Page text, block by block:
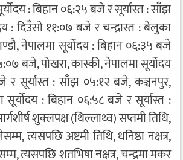
: बिहान ०६:२५ बजे र सूर्यास्त : साँझ
: दिउँसो ११:०७ बजे र चन्द्रास्त : बेलुका
नेपालमा सूर्योदय : बिहान ०६:३५ बजे
बजे, पोखरा, कास्की, नेपालमा सूर्योदय
र सूर्यास्त : साँझ ०५:१२ बजे, कञ्चनपुर,
सूर्योदय : बिहान ०६:५८ बजे र सूर्यास्त :
शुक्लपक्ष (थिल्लाथ्व) सप्तमी तिथि,
त्यसपछि अष्टमी तिथि, धनिष्ठा नक्षत्र,
त्यसपछि शतभिषा नक्षत्र, चन्द्रमा मकर